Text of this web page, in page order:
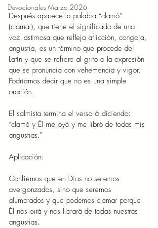
Devocionales Marzo 2026
Después aparece la palabra “clamó”
(clamar), que tiene el significado de una
voz lastimosa que refleja aflicción, congoja,
angustia, es un término que procede del
Latín y que se refiere al grito o la expresión
que se pronuncia con vehemencia y vigor.
Podríamos decir que no es una simple
oración.
El salmista termina el verso 6 diciendo:
“clamé y Él me oyó y me libró de todas mis
angustias.”
Aplicación:
Confiemos que en Dios no seremos
avergonzados, sino que seremos
alumbrados y que podemos clamar porque
Él nos oirá y nos librará de todas nuestras
angustias.